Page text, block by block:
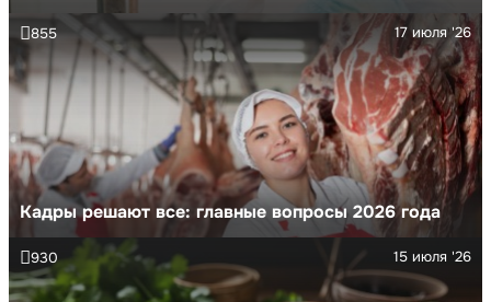
Кадры решают все: главные вопросы 2026 года
17 июля '26
855
15 июля '26
930